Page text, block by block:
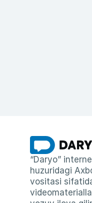
“Daryo”
huzuridagi
vositasi